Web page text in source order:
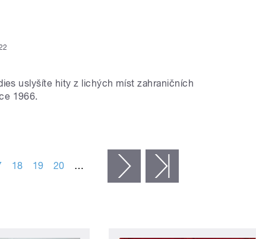
uslyšíte hity z lichých míst zahraničních
1966.
18 19 20 … následující ›